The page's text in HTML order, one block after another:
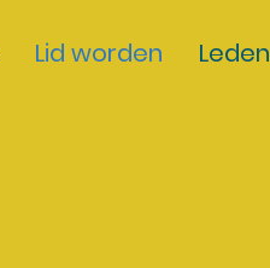
Lid worden Leden